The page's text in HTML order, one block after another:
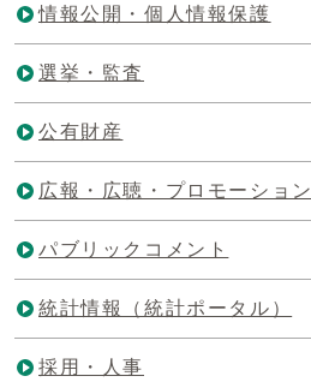
情報公開・個人情報保護
選挙・監査
公有財産
広報・広聴・プロモーション
パブリックコメント
統計情報（統計ポータル）
採用・人事